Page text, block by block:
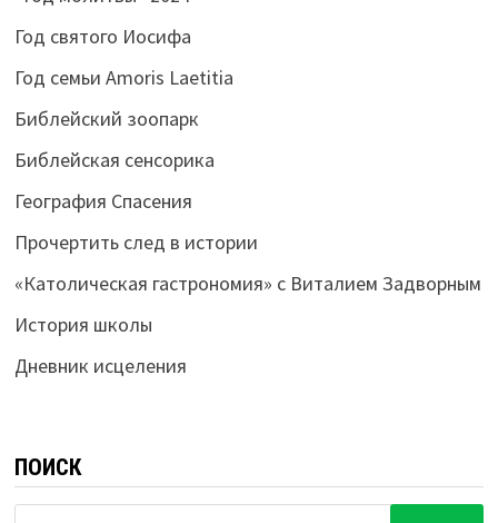
Год святого Иосифа
Год семьи Amoris Laetitia
Библейский зоопарк
Библейская сенсорика
География Спасения
Прочертить след в истории
«Католическая гастрономия» с Виталием Задворным
История школы
Дневник исцеления
ПОИСК